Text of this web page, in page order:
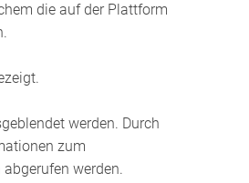
die auf der Plattform
werden. Durch
zum
werden.